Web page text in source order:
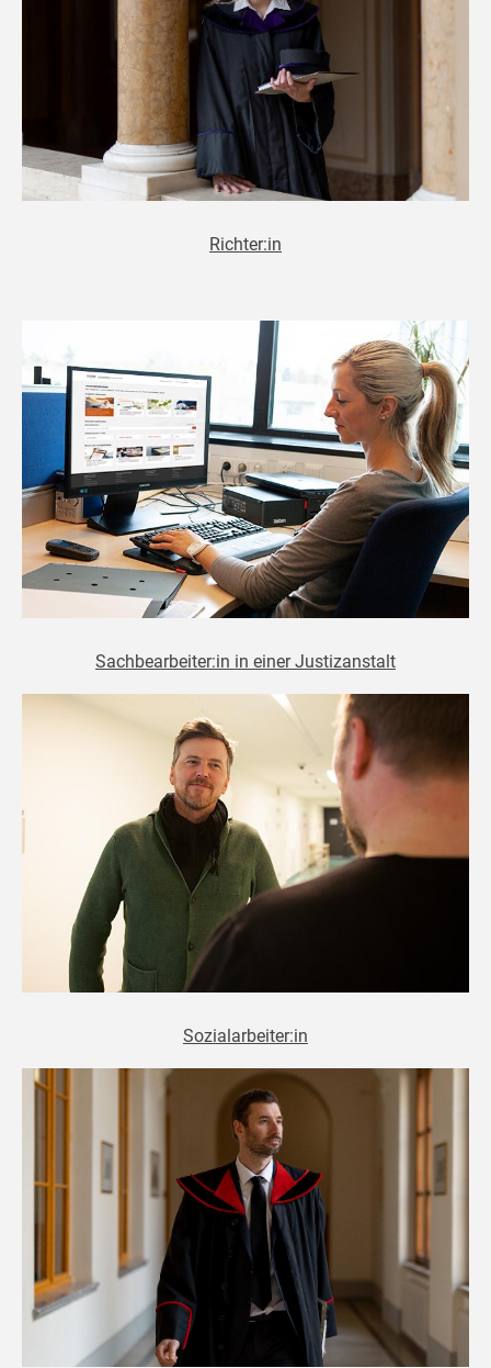
Richter:in
Sachbearbeiter:in in einer Justizanstalt
Sozialarbeiter:in